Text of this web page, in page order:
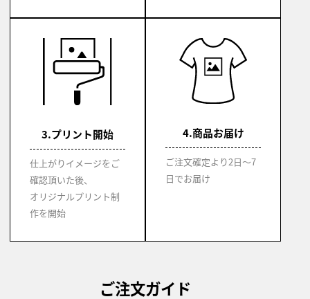
3.プリント開始
仕上がりイメージをご
確認頂いた後、
オリジナルプリント制
作を開始
4.商品お届け
ご注文確定より2日～7
日でお届け
ご注文ガイド